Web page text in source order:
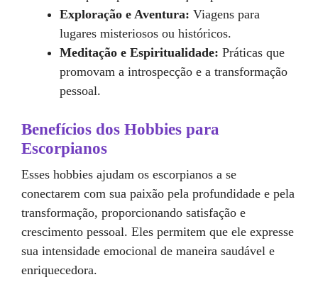
Exploração e Aventura: Viagens para
lugares misteriosos ou históricos.
Meditação e Espiritualidade: Práticas que
promovam a introspecção e a transformação
pessoal.
Benefícios dos Hobbies para
Escorpianos
Esses hobbies ajudam os escorpianos a se
conectarem com sua paixão pela profundidade e pela
transformação, proporcionando satisfação e
crescimento pessoal. Eles permitem que ele expresse
sua intensidade emocional de maneira saudável e
enriquecedora.